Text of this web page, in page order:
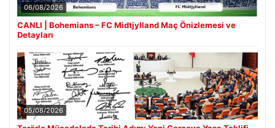
06/08/2026
CANLI | Bohemians – FC Midtjylland Maç Önizlemesi ve
Detayları
05/08/2026